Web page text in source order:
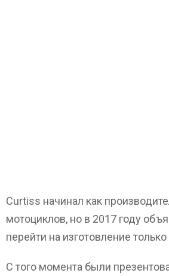
Curtiss начинал как
мотоциклов, но в 2017 году
перейти на изготовление
С того момента были